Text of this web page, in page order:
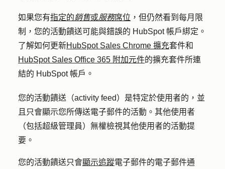
如果您有指定的銷售或服務席位 ，但仍然看到每月限
制，您的活動饋送可能與錯誤的 HubSpot 帳戶綁定。
了解如何更新HubSpot Sales Chrome 擴充套件和
HubSpot Sales Office 365 附加元件的擴充套件所連
結的 HubSpot 帳戶。
您的活動饋送（activity feed）是特定於使用者的，並
且只會顯示您所傳送電子郵件的活動。其他使用者
（包括超級管理員）無權檢視其他使用者的活動提
要。
您的活動饋送只會顯示追蹤電子郵件的電子郵件通